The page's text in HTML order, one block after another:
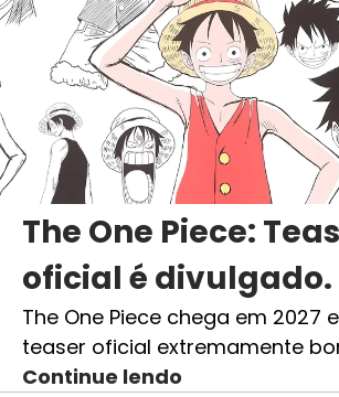
The One Piece:
oficial é
The One Piece chega em 2027
teaser oficial extremamente
Continue lendo